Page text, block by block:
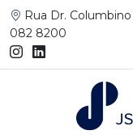
Rua Dr. Columbino
082 8200